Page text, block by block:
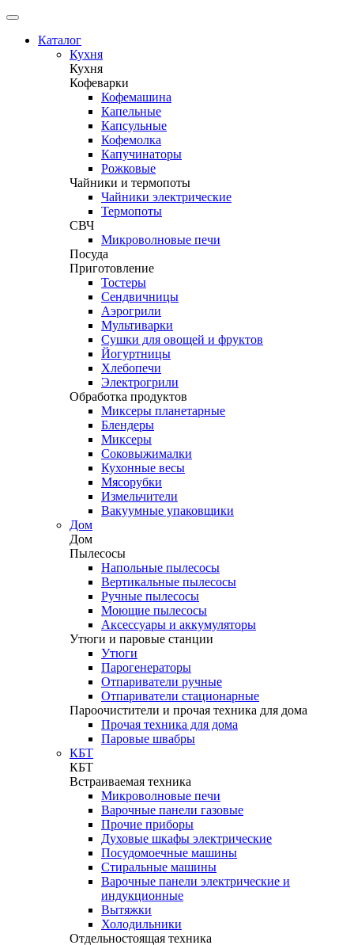
Каталог
Кухня
Кухня
Кофеварки
Кофемашина
Капельные
Капсульные
Кофемолка
Капучинаторы
Рожковые
Чайники и термопоты
Чайники электрические
Термопоты
СВЧ
Микроволновые печи
Посуда
Приготовление
Тостеры
Сендвичницы
Аэрогрили
Мультиварки
Сушки для овощей и фруктов
Йогуртницы
Хлебопечи
Электрогрили
Обработка продуктов
Миксеры планетарные
Блендеры
Миксеры
Соковыжималки
Кухонные весы
Мясорубки
Измельчители
Вакуумные упаковщики
Дом
Дом
Пылесосы
Напольные пылесосы
Вертикальные пылесосы
Ручные пылесосы
Моющие пылесосы
Аксессуары и аккумуляторы
Утюги и паровые станции
Утюги
Парогенераторы
Отпариватели ручные
Отпариватели стационарные
Пароочистители и прочая техника для дома
Прочая техника для дома
Паровые швабры
КБТ
КБТ
Встраиваемая техника
Микроволновые печи
Варочные панели газовые
Прочие приборы
Духовые шкафы электрические
Посудомоечные машины
Стиральные машины
Варочные панели электрические и
индукционные
Вытяжки
Холодильники
Отдельностоящая техника